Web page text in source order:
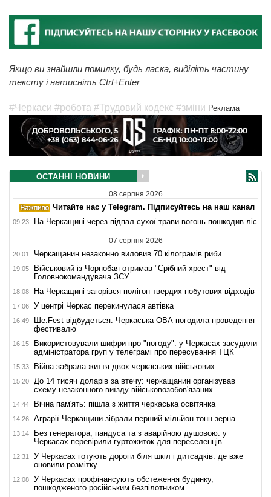
Якщо ви знайшли помилку, будь ласка, виділіть частину
тексту і натисніть Ctrl+Enter
#Черкаси #робота #Трудовий кодекс #зміни Реклама
ОСТАННІ НОВИНИ
08 серпня 2026
Читайте нас у Telegram. Підписуйтесь на наш канал
09:23 На Черкащині через підпал сухої трави вогонь пошкодив ліс
07 серпня 2026
20:01 Черкащанин незаконно виловив 70 кілограмів риби
19:05
Військовий із Чорнобая отримав "Срібний хрест" від
Головнокомандувача ЗСУ
18:08 На Черкащині загорівся полігон твердих побутових відходів
17:06 У центрі Черкас перекинулася автівка
16:49
Ше.Fest відбудеться: Черкаська ОВА погодила проведення
фестивалю
16:15
Використовували шифри про "погоду": у Черкасах засудили
адміністратора груп у телеграмі про пересування ТЦК
15:33 Війна забрала життя двох черкаських військових
15:20
До 14 тисяч доларів за втечу: черкащанин організував
схему незаконного виїзду військовозобов'язаних
14:44 Вічна пам'ять: пішла з життя черкаська освітянка
14:26 Аграрії Черкащини зібрали перший мільйон тонн зерна
13:14
Без генератора, пандуса та з аварійною душовою: у
Черкасах перевірили гуртожиток для переселенців
12:31
У Черкасах готують дороги біля шкіл і дитсадків: де вже
оновили розмітку
12:08
У Черкасах профінансують обстеження будинку,
пошкодженого російським безпілотником